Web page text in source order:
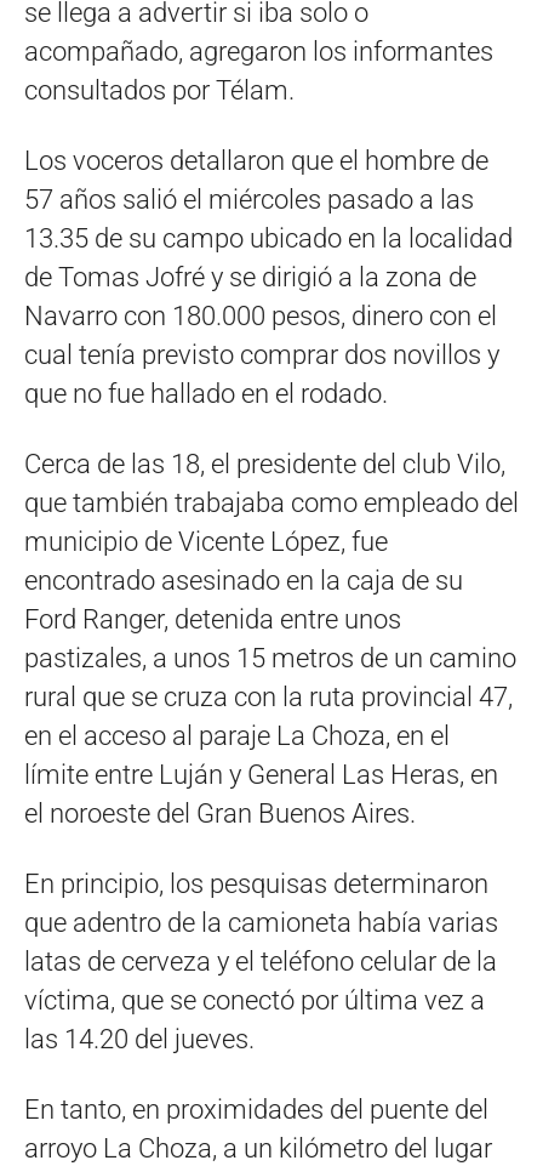
se llega a advertir si iba solo o
acompañado, agregaron los informantes
consultados por Télam.
Los voceros detallaron que el hombre de
57 años salió el miércoles pasado a las
13.35 de su campo ubicado en la localidad
de Tomas Jofré y se dirigió a la zona de
Navarro con 180.000 pesos, dinero con el
cual tenía previsto comprar dos novillos y
que no fue hallado en el rodado.
Cerca de las 18, el presidente del club Vilo,
que también trabajaba como empleado del
municipio de Vicente López, fue
encontrado asesinado en la caja de su
Ford Ranger, detenida entre unos
pastizales, a unos 15 metros de un camino
rural que se cruza con la ruta provincial 47,
en el acceso al paraje La Choza, en el
límite entre Luján y General Las Heras, en
el noroeste del Gran Buenos Aires.
En principio, los pesquisas determinaron
que adentro de la camioneta había varias
latas de cerveza y el teléfono celular de la
víctima, que se conectó por última vez a
las 14.20 del jueves.
En tanto, en proximidades del puente del
arroyo La Choza, a un kilómetro del lugar